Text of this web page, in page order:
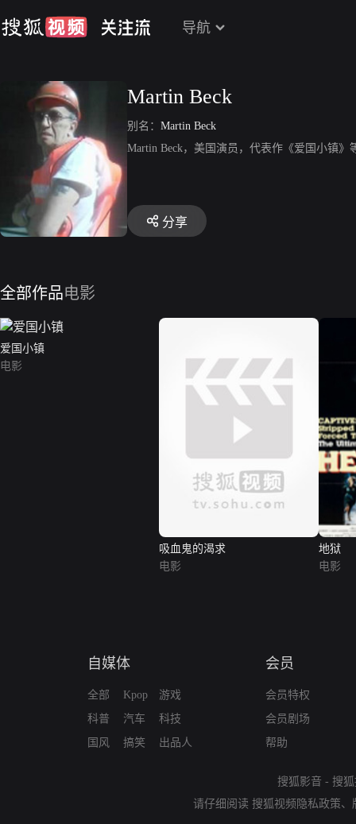
导航
Martin Beck
别名： Martin Beck
Martin Beck，美国演员，代表作《爱国小镇》
分享
全部作品电影
爱国小镇
电影
吸血鬼的渴求
电影
地狱
电影
自媒体
全部
科普
国风
Kpop
汽车
搞笑
游戏
科技
出品人
会员
会员特权
会员剧场
帮助
搜狐影音 - 搜
请仔细阅读 搜狐视频隐私政策、